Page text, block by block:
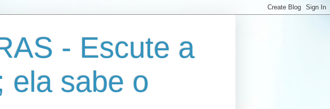
- Escute a
ela sabe o